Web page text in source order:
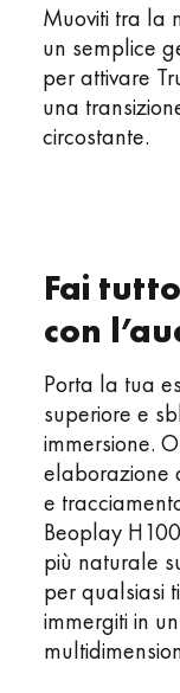
Muoviti tra la
un semplice
per attivare
una
circostante.
Fai
con
Porta la tua
superiore e
immersione.
elaborazione
e
Beoplay
più naturale
per qualsiasi
immergiti in